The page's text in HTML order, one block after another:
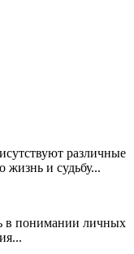
различные
жизнь и судьбу...
в понимании личных